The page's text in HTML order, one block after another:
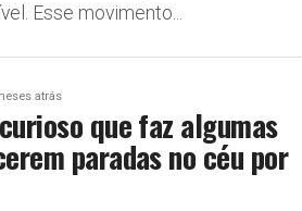
Esse movimento...
atrás
que faz algumas
paradas no céu por